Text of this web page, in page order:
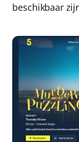
beschikbaar